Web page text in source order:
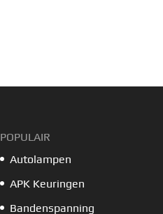
POPULAIR
Autolampen
APK Keuringen
Bandenspanning